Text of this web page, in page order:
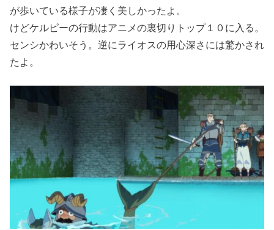
が歩いている様子が凄く美しかったよ。
けどケルピーの行動はアニメの裏切りトップ１０に入る。
センシかわいそう。逆にライオスの用心深さには驚かされ
たよ。